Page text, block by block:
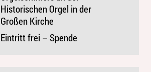
Historischen Orgel in der
Großen Kirche
Eintritt frei – Spende